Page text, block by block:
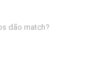
dão match?